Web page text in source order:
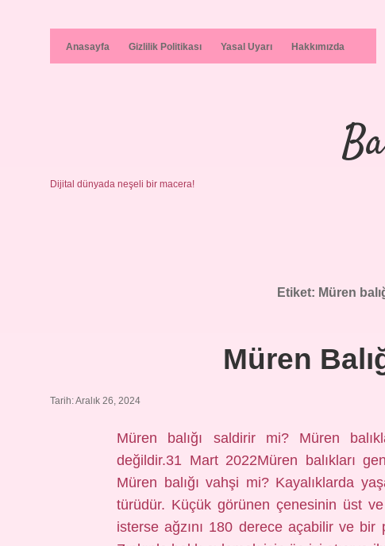
Anasayfa Gizlilik Politikası Yasal Uyarı Hakkımızda
Dijital dünyada neşeli bir macera!
Etiket: Müren
Müren
Tarih: Aralık 26, 2024
Müren balığı saldirir mi? Müren
değildir.31 Mart 2022Müren balıkları
Müren balığı vahşi mi? Kayalıklarda
türüdür. Küçük görünen çenesinin üst
isterse ağzını 180 derece açabilir ve bir